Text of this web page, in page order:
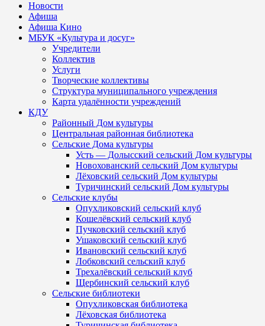
Новости
Афиша
Афиша Кино
МБУК «Культура и досуг»
Учредители
Коллектив
Услуги
Творческие коллективы
Структура муниципального учреждения
Карта удалённости учреждений
КДУ
Районный Дом культуры
Центральная районная библиотека
Сельские Дома культуры
Усть — Долысский сельский Дом культуры
Новохованский сельский Дом культуры
Лёховский сельский Дом культуры
Туричинский сельский Дом культуры
Сельские клубы
Опухликовский сельский клуб
Кошелёвский сельский клуб
Пучковский сельский клуб
Ушаковский сельский клуб
Ивановский сельский клуб
Лобковский сельский клуб
Трехалёвский сельский клуб
Щербинский сельский клуб
Сельские библиотеки
Опухликовская библиотека
Лёховская библиотека